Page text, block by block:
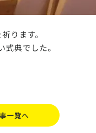
ります。
典でした。
一覧へ